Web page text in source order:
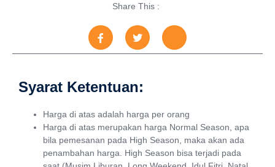
Share This :
Syarat Ketentuan:
Harga di atas adalah harga per orang
Harga di atas merupakan harga Normal Season, apa
bila pemesanan pada High Season, maka akan ada
penambahan harga. High Season bisa terjadi pada